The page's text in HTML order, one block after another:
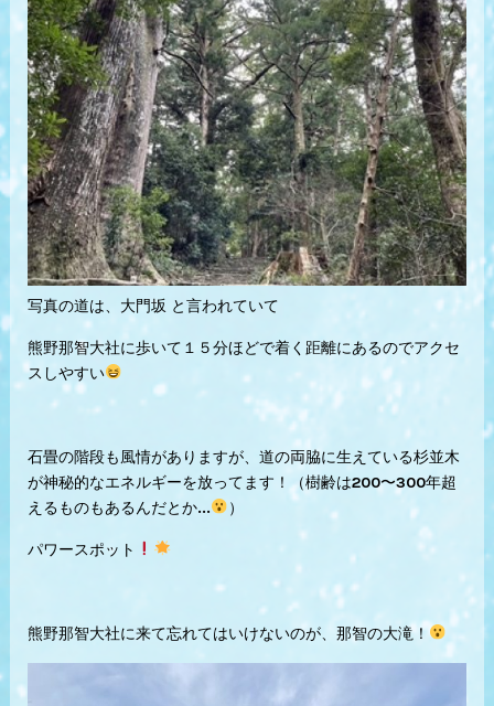
写真の道は、大門坂 と言われていて
熊野那智大社に歩いて１５分ほどで着く距離にあるのでアクセ
スしやすい
石畳の階段も風情がありますが、道の両脇に生えている杉並木
が神秘的なエネルギーを放ってます！（樹齢は200〜300年超
えるものもあるんだとか...
）
パワースポット
熊野那智大社に来て忘れてはいけないのが、那智の大滝！